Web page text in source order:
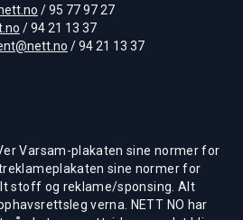
/ 95 77 97 27
/ 94 21 13 37
/ 94 21 13 37
Varsam-plakaten sine normer for
sine normer for
stoff og reklame/sponsing. Alt
verna. NETT NO har